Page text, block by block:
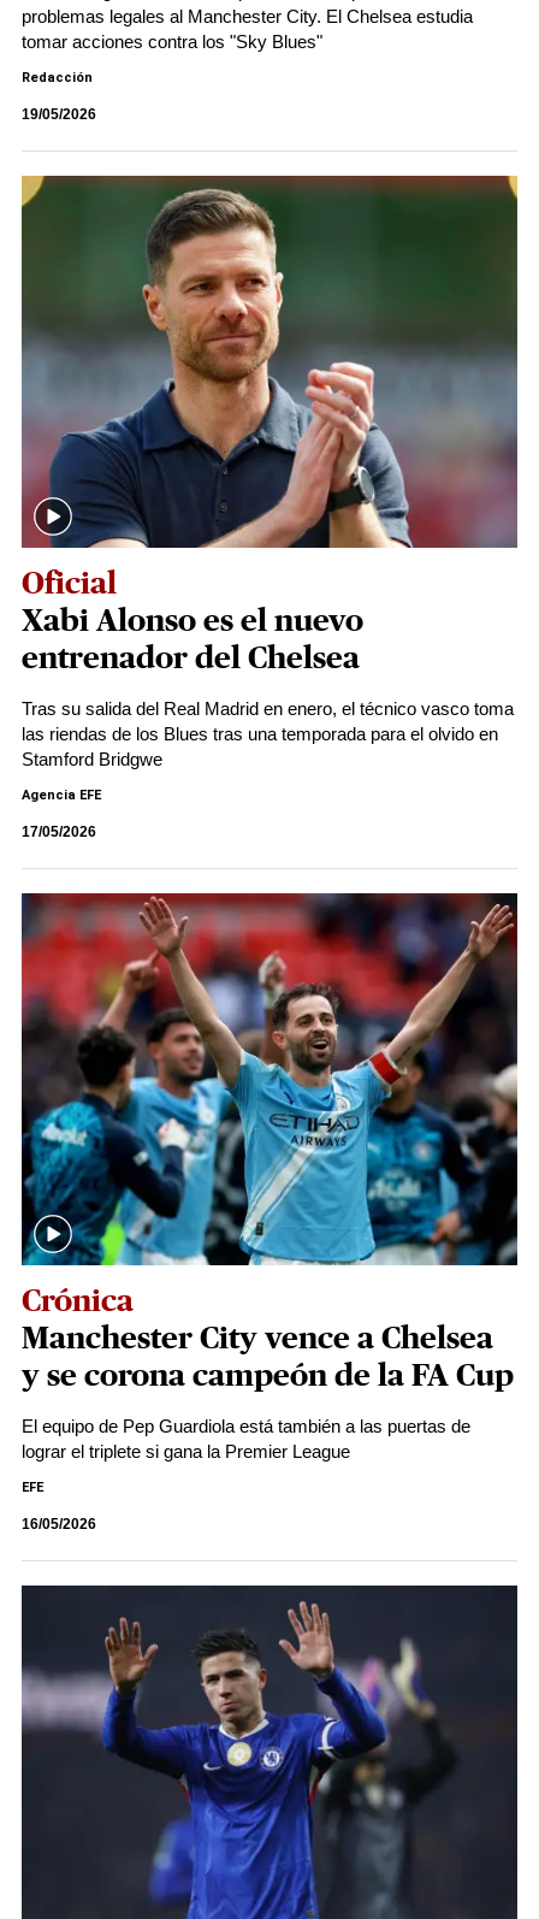
problemas legales al Manchester City. El Chelsea estudia
tomar acciones contra los "Sky Blues"
Redacción
19/05/2026
Oficial
Xabi Alonso es el nuevo
entrenador del Chelsea
Tras su salida del Real Madrid en enero, el técnico vasco toma
las riendas de los Blues tras una temporada para el olvido en
Stamford Bridgwe
Agencia EFE
17/05/2026
Crónica
Manchester City vence a Chelsea
y se corona campeón de la FA Cup
El equipo de Pep Guardiola está también a las puertas de
lograr el triplete si gana la Premier League
EFE
16/05/2026